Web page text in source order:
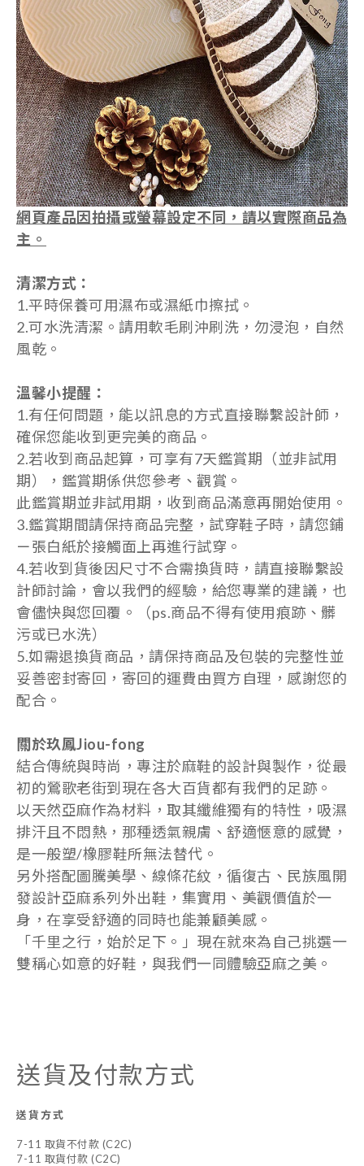
網頁產品因拍攝或螢幕設定不同，請以實際商品為
主。
清潔方式：
1.平時保養可用濕布或濕紙巾擦拭。
2.可水洗清潔。請用軟毛刷沖刷洗，勿浸泡，自然
風乾。
溫馨小提醒：
1.有任何問題，能以訊息的方式直接聯繫設計師，
確保您能收到更完美的商品。
2.若收到商品起算，可享有7天鑑賞期（並非試用
期），鑑賞期係供您參考、觀賞。
此鑑賞期並非試用期，收到商品滿意再開始使用。
3.鑑賞期間請保持商品完整，試穿鞋子時，請您鋪
ㄧ張白紙於接觸面上再進行試穿。
4.若收到貨後因尺寸不合需換貨時，請直接聯繫設
計師討論，會以我們的經驗，給您專業的建議，也
會儘快與您回覆。（ps.商品不得有使用痕跡、髒
污或已水洗）
5.如需退換貨商品，請保持商品及包裝的完整性並
妥善密封寄回，寄回的運費由買方自理，感謝您的
配合。
關於玖鳳Jiou-fong
結合傳統與時尚，專注於麻鞋的設計與製作，從最
初的鶯歌老街到現在各大百貨都有我們的足跡。
以天然亞麻作為材料，取其纖維獨有的特性，吸濕
排汗且不悶熱，那種透氣親膚、舒適愜意的感覺，
是一般塑/橡膠鞋所無法替代。
另外搭配圖騰美學、線條花紋，循復古、民族風開
發設計亞麻系列外出鞋，集實用、美觀價值於一
身，在享受舒適的同時也能兼顧美感。
「千里之行，始於足下。」現在就來為自己挑選一
雙稱心如意的好鞋，與我們一同體驗亞麻之美。
送貨及付款方式
送貨方式
7-11 取貨不付款 (C2C)
7-11 取貨付款 (C2C)